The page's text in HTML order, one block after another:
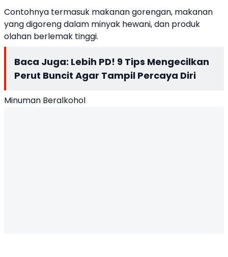
Contohnya termasuk makanan gorengan, makanan
yang digoreng dalam minyak hewani, dan produk
olahan berlemak tinggi.
Baca Juga: Lebih PD! 9 Tips Mengecilkan
Perut Buncit Agar Tampil Percaya Diri
Minuman Beralkohol